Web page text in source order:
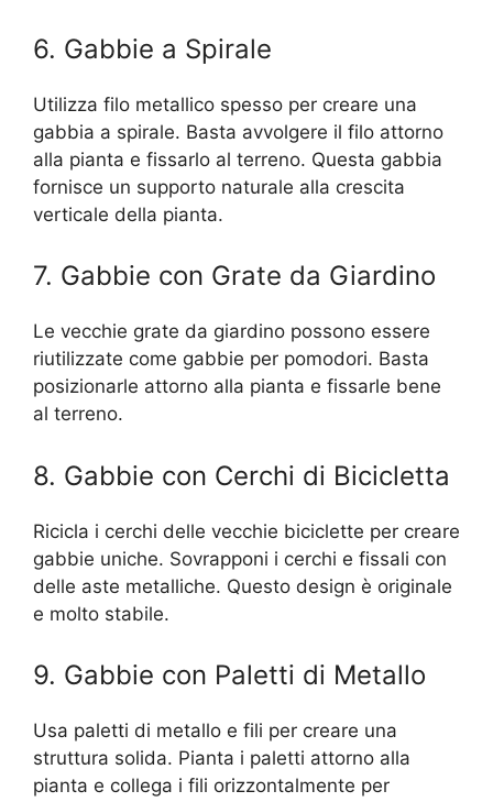
6. Gabbie a Spirale
Utilizza filo metallico spesso per creare una
gabbia a spirale. Basta avvolgere il filo attorno
alla pianta e fissarlo al terreno. Questa gabbia
fornisce un supporto naturale alla crescita
verticale della pianta.
7. Gabbie con Grate da Giardino
Le vecchie grate da giardino possono essere
riutilizzate come gabbie per pomodori. Basta
posizionarle attorno alla pianta e fissarle bene
al terreno.
8. Gabbie con Cerchi di Bicicletta
Ricicla i cerchi delle vecchie biciclette per creare
gabbie uniche. Sovrapponi i cerchi e fissali con
delle aste metalliche. Questo design è originale
e molto stabile.
9. Gabbie con Paletti di Metallo
Usa paletti di metallo e fili per creare una
struttura solida. Pianta i paletti attorno alla
pianta e collega i fili orizzontalmente per